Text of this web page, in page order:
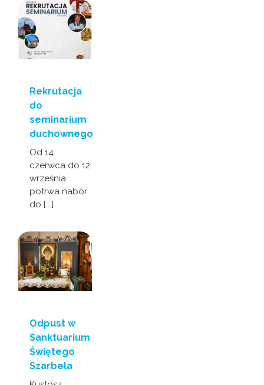
Rekrutacja
do
seminarium
duchownego
Od 14
czerwca do 12
września
potrwa nabór
do [...]
Odpust w
Sanktuarium
Świętego
Szarbela